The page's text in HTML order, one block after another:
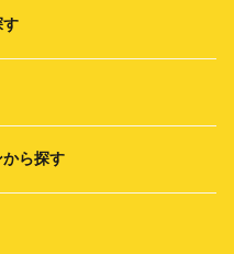
す
ら探す